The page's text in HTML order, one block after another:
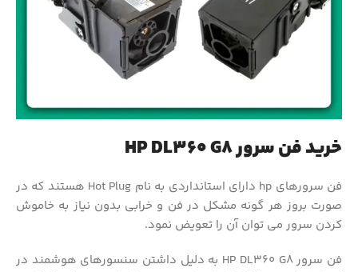
خرید فن سرور HP DL360 G8
فن سرورهای hp دارای استانداردی به نام Hot Plug هستند که در
صورت بروز هر گونه مشکل در فن و خرابی بدون نیاز به خاموش
کردن سرور می توان آن را تعویض نمود.
فن سرور HP DL360 G8 به دلیل داشتن سنسورهای هوشمند در